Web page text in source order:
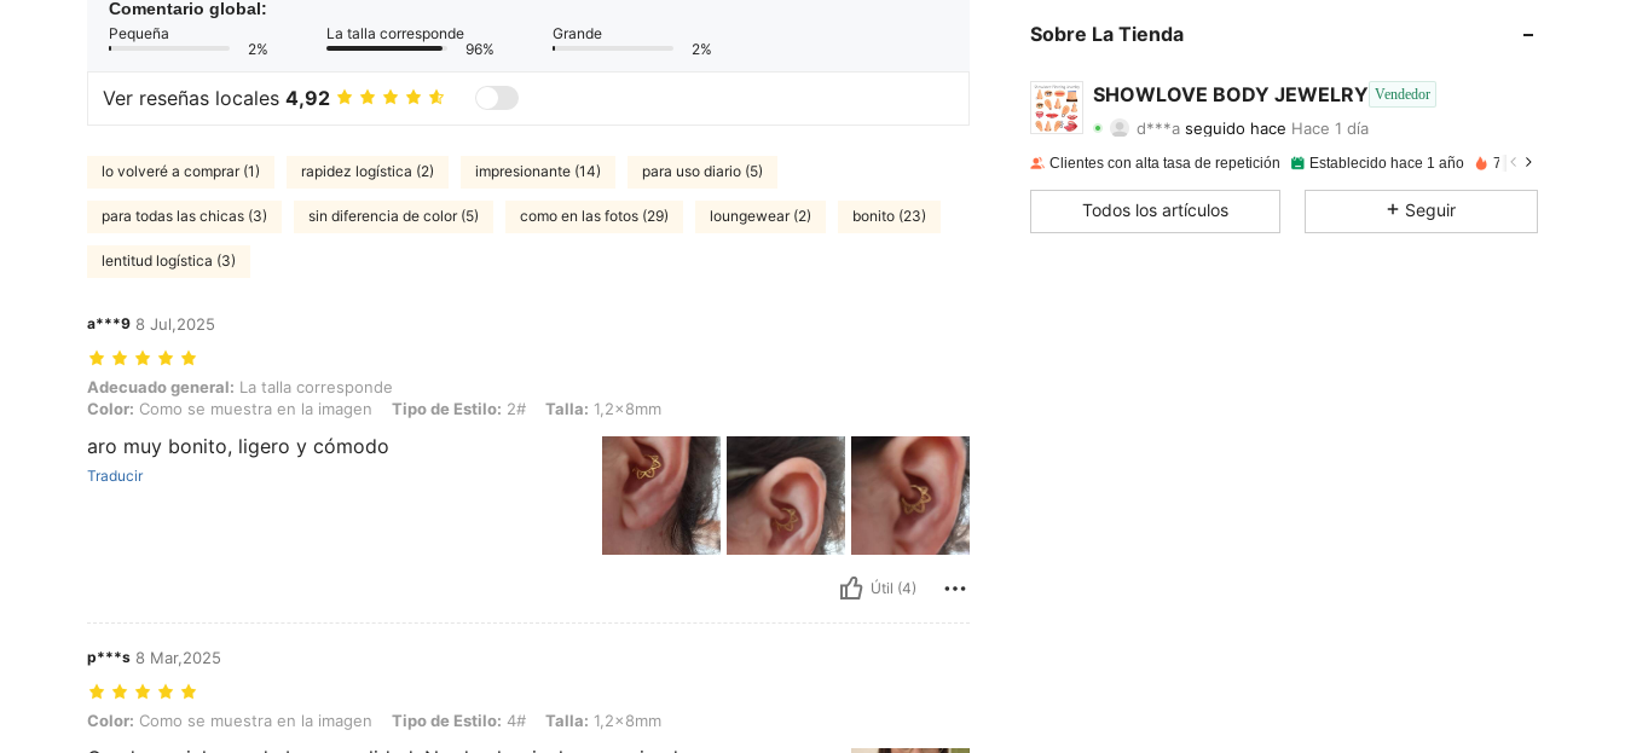
Comentario global:
Pequeña
2%
La talla corresponde
96%
Grande
2%
Ver reseñas locales 4,92
lo volveré a comprar (1) rapidez logística (2) impresionante (14) para uso diario (5)
para todas las chicas (3) sin diferencia de color (5) como en las fotos (29) loungewear (2) bonito (23)
lentitud logística (3)
a***9 8 Jul,2025
Adecuado general: La talla corresponde, Color: Como se muestra en la imagen, Tipo de Estilo: 2#, Talla: 1,2x8mm
Adecuado general: La talla corresponde
Color: Como se muestra en la imagen Tipo de Estilo: 2# Talla: 1,2x8mm
aro muy bonito, ligero y cómodo
Traducir
Útil (4)
p***s 8 Mar,2025
Color: Como se muestra en la imagen, Tipo de Estilo: 4#, Talla: 1,2x8mm
Color: Como se muestra en la imagen Tipo de Estilo: 4# Talla: 1,2x8mm
Sobre La Tienda
SHOWLOVE BODY JEWELRY Vendedor
4,86 Calificación 8 Artículos 22KSeguidores
4,86 8 22K
Clientes con alta tasa de repetición Establecido hace 1 año 77K+ Vendido
Todos los artículos Seguir